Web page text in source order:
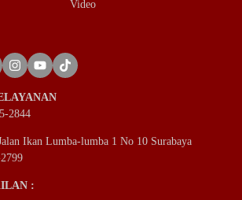
Video
2844
Ikan Lumba-lumba 1 No 10 Surabaya
: